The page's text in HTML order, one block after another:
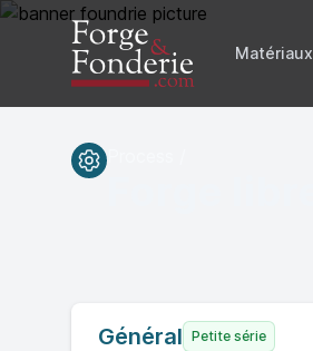
Matériaux
Général Petite série